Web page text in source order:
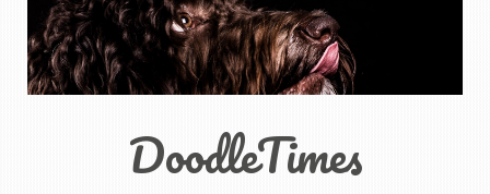
DoodleTimes